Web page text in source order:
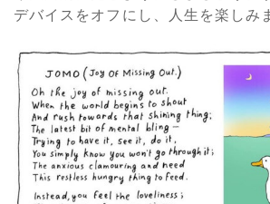
デバイスをオフにし、人生を楽しみ